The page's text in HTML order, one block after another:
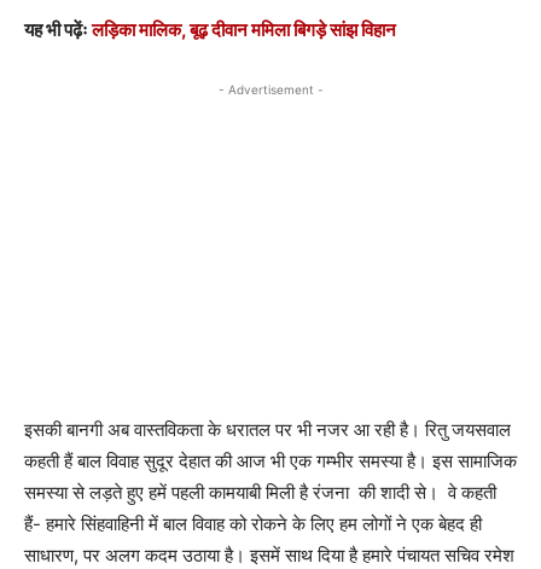
यह भी पढ़ेंःलड़िका मालिक, बूढ़ दीवान ममिला बिगड़े सांझ विहान
- Advertisement -
इसकी बानगी अब वास्तविकता के धरातल पर भी नजर आ रही है। रितु जयसवाल
कहती हैं बाल विवाह सुदूर देहात की आज भी एक गम्भीर समस्या है। इस सामाजिक
समस्या से लड़ते हुए हमें पहली कामयाबी मिली है रंजना की शादी से। वे कहती
हैं- हमारे सिंहवाहिनी में बाल विवाह को रोकने के लिए हम लोगों ने एक बेहद ही
साधारण, पर अलग कदम उठाया है। इसमें साथ दिया है हमारे पंचायत सचिव रमेश